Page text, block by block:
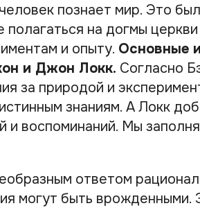
познает мир. Это
на догмы
и опыту. Основные
и Джон Локк. Согласно
за природой и
знаниям. А Локк
воспоминаний. Мы
ответом
могут быть врожденными.